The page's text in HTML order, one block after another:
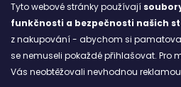
Tyto webové stránky používají
funkčnosti a bezpečnosti našich
z nakupování - abychom si
se nemuseli pokaždé přihlašovat. Pro
Vás neobtěžovali nevhodnou
Blog
Ze starých bot